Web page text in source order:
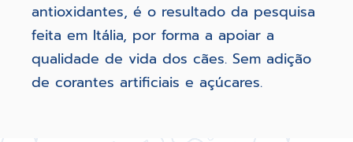
antioxidantes, é o resultado da pesquisa
feita em Itália, por forma a apoiar a
qualidade de vida dos cães. Sem adição
de corantes artificiais e açúcares.